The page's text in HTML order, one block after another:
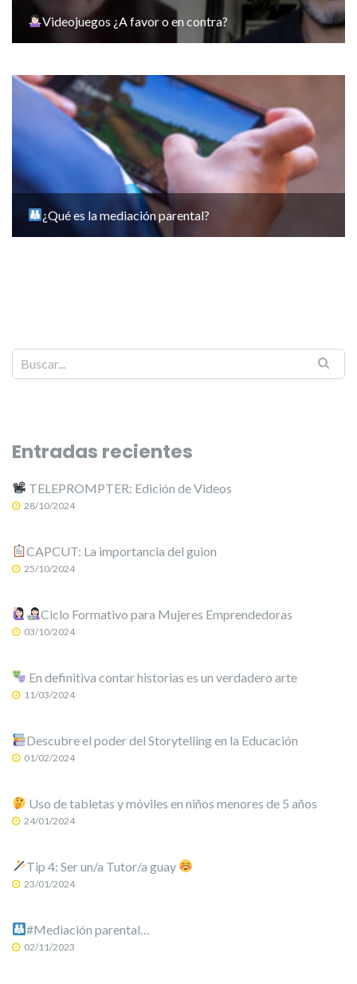
Videojuegos ¿A favor o en contra?
¿Qué es la mediación parental?
Entradas recientes
TELEPROMPTER: Edición de Videos
28/10/2024
CAPCUT: La importancia del guion
25/10/2024
Ciclo Formativo para Mujeres Emprendedoras
03/10/2024
En definitiva contar historias es un verdadero arte
11/03/2024
Descubre el poder del Storytelling en la Educación
01/02/2024
Uso de tabletas y móviles en niños menores de 5 años
24/01/2024
Tip 4: Ser un/a Tutor/a guay
23/01/2024
#Mediación parental…
02/11/2023